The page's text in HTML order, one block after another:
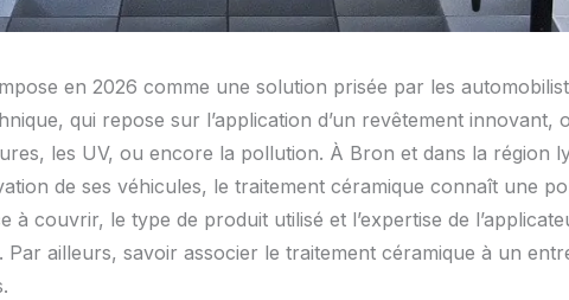
en 2026 comme une solution prisée par les
qui repose sur l’application d’un revêtement
les UV, ou encore la pollution. À Bron et dans la région
de ses véhicules, le traitement céramique connaît une
couvrir, le type de produit utilisé et l’expertise de
ailleurs, savoir associer le traitement céramique à un